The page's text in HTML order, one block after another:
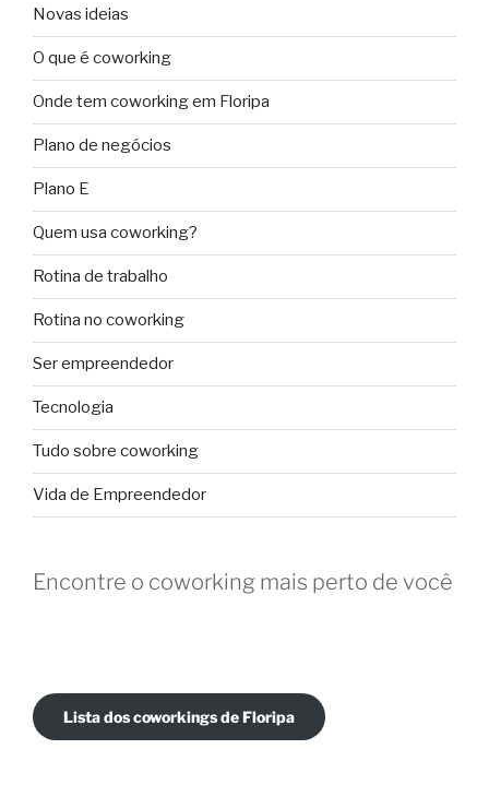
Novas ideias
O que é coworking
Onde tem coworking em Floripa
Plano de negócios
Plano E
Quem usa coworking?
Rotina de trabalho
Rotina no coworking
Ser empreendedor
Tecnologia
Tudo sobre coworking
Vida de Empreendedor
Encontre o coworking mais perto de você
Lista dos coworkings de Floripa